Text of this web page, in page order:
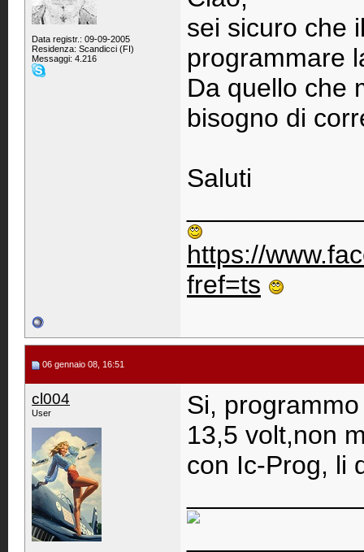
Data registr.: 09-09-2005
Residenza: Scandicci (FI)
Messaggi: 4.216
sei sicuro che
programmare
Da quello che
bisogno di
Saluti
https://
fref=ts
06 gennaio 08, 16:51
cl004
User
Si,
13,5 volt,non
con Ic-Prog, li